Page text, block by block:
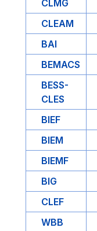
CLMG
CLEAM
BAI
BEMACS
BESS-
CLES
BIEF
BIEM
BIEMF
BIG
CLEF
WBB